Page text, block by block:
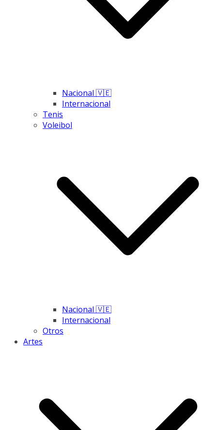
Nacional 🇻🇪
Internacional
Tenis
Voleibol
Nacional 🇻🇪
Internacional
Otros
Artes